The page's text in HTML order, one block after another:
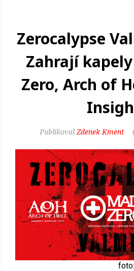
Zerocalypse
Zahrají
Zero, Arch of
Zdenek Kment